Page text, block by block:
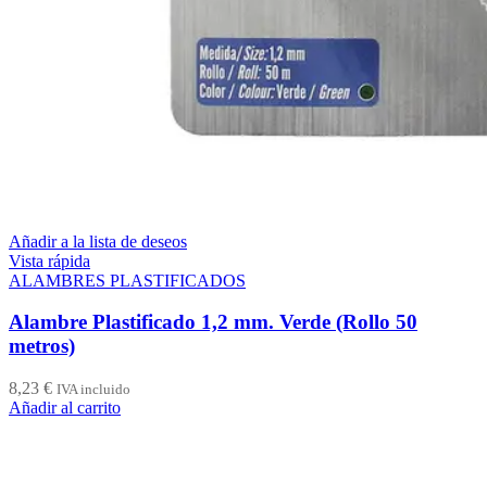
Añadir a la lista de deseos
Vista rápida
ALAMBRES PLASTIFICADOS
Alambre Plastificado 1,2 mm. Verde (Rollo 50
metros)
8,23 € IVA incluido
Añadir al carrito